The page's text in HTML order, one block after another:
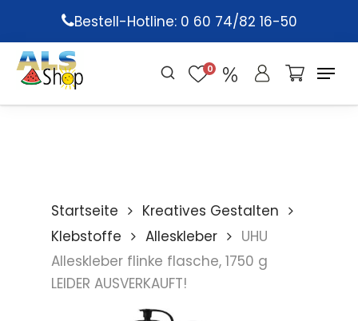
main
content
Bestell-Hotline: 0 60 74/82 16-50
0
Startseite
Kreatives Gestalten
Klebstoffe
Alleskleber
UHU
Alleskleber flinke flasche, 1750 g
LEIDER AUSVERKAUFT!